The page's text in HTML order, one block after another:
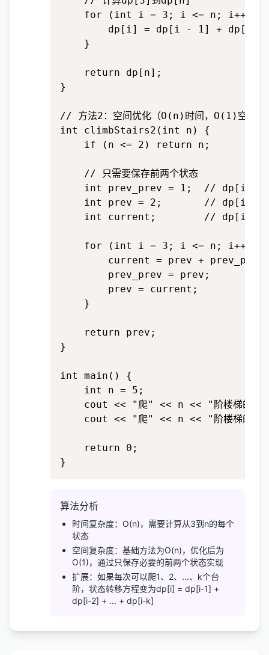
    for (int i = 3; i <= n; i++) {
dp[i] = dp[i - 1] + dp[i -
    }
    return dp[n];
}
// 方法2：空间优化（O(n)时间，O(1)空间）
int climbStairs2(int n) {
    if (n <= 2) return n;
    // 只需要保存前两个状态
    int prev_prev = 1;  // dp[i-2]
    int prev = 2;       // dp[i-1]
    int current;        // dp[i]
    for (int i = 3; i <= n; i++) {
current = prev + prev_prev;
prev_prev = prev;
        prev = current;
    }
    return prev;
}
int main() {
    int n = 5;
cout << "爬" << n << "阶楼梯的
cout << "爬" << n << "阶楼梯的
    return 0;
}
算法分析
时间复杂度：O(n)，需要计算从3到n的每个
状态
空间复杂度：基础方法为O(n)，优化后为
O(1)，通过只保存必要的前两个状态实现
扩展：如果每次可以爬1、2、...、k个台
阶，状态转移方程变为dp[i] = dp[i-1] +
dp[i-2] + ... + dp[i-k]